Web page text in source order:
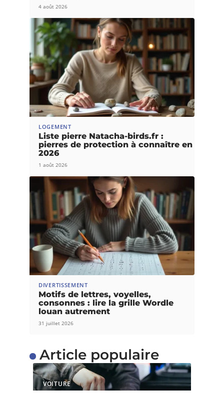
4 août 2026
LOGEMENT
Liste pierre Natacha-birds.fr :
pierres de protection à connaître en
2026
1 août 2026
DIVERTISSEMENT
Motifs de lettres, voyelles,
consonnes : lire la grille Wordle
louan autrement
31 juillet 2026
Article populaire
VOITURE